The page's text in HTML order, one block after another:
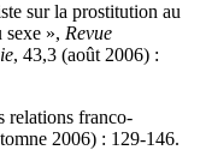
sur la prostitution au
sexe », Revue
, 43,3 (août 2006) :
relations franco-
2006) : 129-146.